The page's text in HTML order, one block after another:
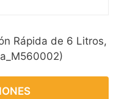
Rápida de 6 Litros,